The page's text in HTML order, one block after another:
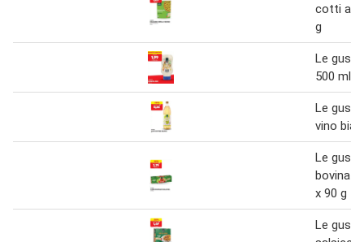
cotti al
g
Le
500 ml
Le
vino
Le
bovina
x 90 g
Le